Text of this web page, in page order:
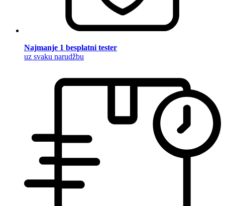
Najmanje 1 besplatni tester
uz svaku narudžbu